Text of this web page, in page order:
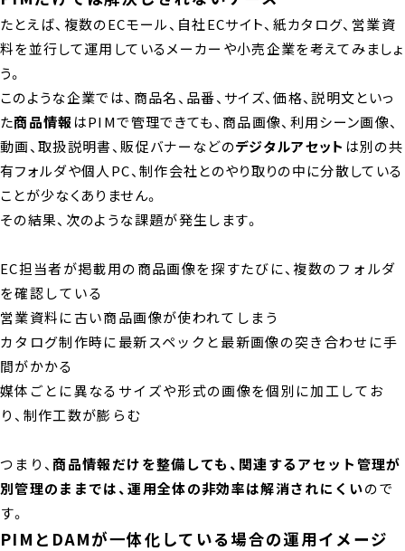
たとえば、複数のECモール、自社ECサイト、紙カタログ、営業資
料を並行して運用しているメーカーや小売企業を考えてみましょ
う。
このような企業では、商品名、品番、サイズ、価格、説明文といっ
た商品情報 はPIMで管理できても、商品画像、利用シーン画像、
動画、取扱説明書、販促バナーなどのデジタルアセット は別の共
有フォルダや個人PC、制作会社とのやり取りの中に分散している
ことが少なくありません。
その結果、次のような課題が発生します。
EC担当者が掲載用の商品画像を探すたびに、複数のフォルダ
を確認している
営業資料に古い商品画像が使われてしまう
カタログ制作時に最新スペックと最新画像の突き合わせに手
間がかかる
媒体ごとに異なるサイズや形式の画像を個別に加工してお
り、制作工数が膨らむ
つまり、 商品情報だけを整備しても、関連するアセット管理が
別管理のままでは、運用全体の非効率は解消されにくいので
す。
PIMとDAMが一体化している場合の運用イメージ